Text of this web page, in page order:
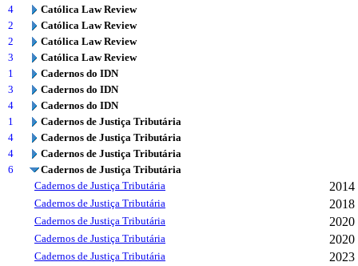
4
Católica Law Review
2
Católica Law Review
2
Católica Law Review
3
Católica Law Review
1
Cadernos do IDN
3
Cadernos do IDN
4
Cadernos do IDN
1
Cadernos de Justiça Tributária
4
Cadernos de Justiça Tributária
4
Cadernos de Justiça Tributária
6
Cadernos de Justiça Tributária
Cadernos de Justiça Tributária
2014
Cadernos de Justiça Tributária 2018
Cadernos de Justiça Tributária 2020
Cadernos de Justiça Tributária 2020
Cadernos de Justiça Tributária 2023